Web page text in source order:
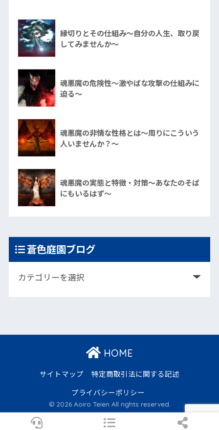
縁切りとその仕組み～自分の人生、取り戻
してみませんか～
魂悪魔の危険性～激やばな攻撃の仕組みに
迫る～
魂悪魔の非情な性格とは～周りにこういう
人いませんか？～
魂悪魔の実態と特徴・対策～あなたのそば
にもいるはず～
蒼色庭園ブログ
HOME
サイトマップ
特定商取引法に関する記述
プライバシーポリシー
© 2026 Aoiro Teien All rights reserved.